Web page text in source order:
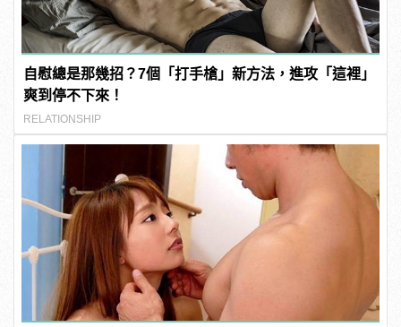
自慰總是那幾招？7個「打手槍」新方法，進攻「這裡」
爽到停不下來！
RELATIONSHIP